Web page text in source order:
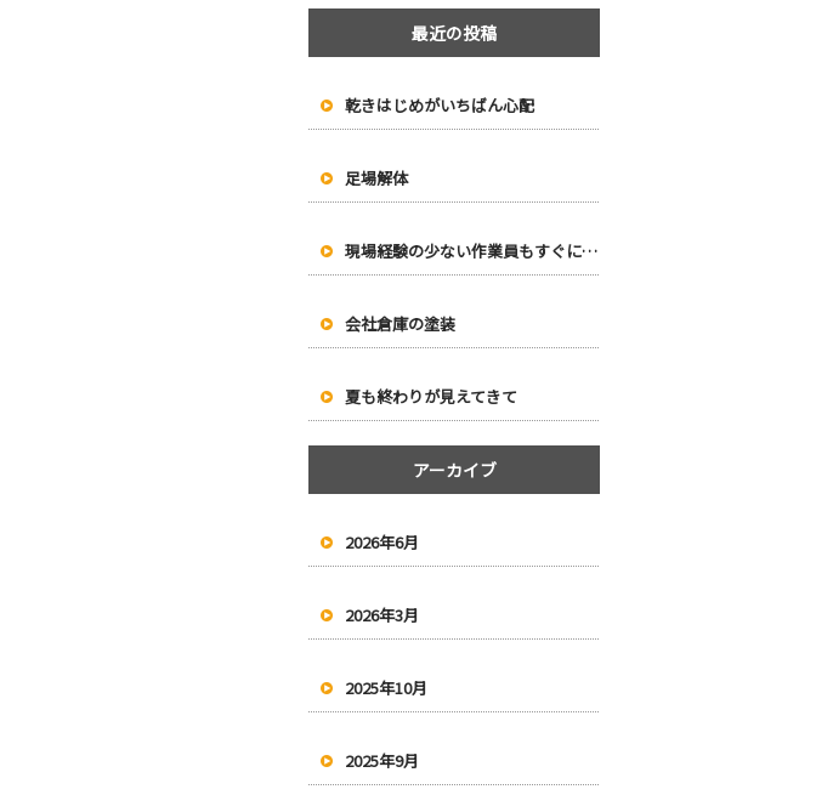
最近の投稿
乾きはじめがいちばん心配
足場解体
現場経験の少ない作業員もすぐに塗り始められます
会社倉庫の塗装
夏も終わりが見えてきて
アーカイブ
2026年6月
2026年3月
2025年10月
2025年9月